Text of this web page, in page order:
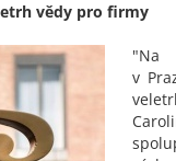
vědy pro firmy
"Na
v